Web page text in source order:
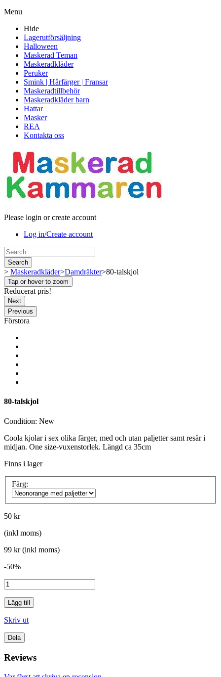
Menu
Hide
Lagerutförsäljning
Halloween
Maskerad Teman
Maskeradkläder
Peruker
Smink | Hårfärger | Fransar
Maskeradtillbehör
Maskeradkläder barn
Hattar
Masker
REA
Kontakta oss
Please login or create account
Log in/Create account
Search
> Maskeradkläder>Damdräkter>80-talskjol
Tap or hover to zoom
Reducerat pris!
Next
Previous
Förstora
80-talskjol
Condition: New
Coola kjolar i sex olika färger, med och utan paljetter samt resår i
midjan. One size-vuxenstorlek. Längd ca 35cm
Finns i lager
Färg:
50 kr
(inkl moms)
99 kr(inkl moms)
-50%
Lägg till
Skriv ut
Dela
Reviews